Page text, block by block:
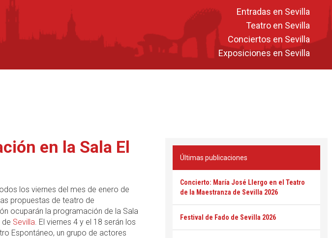
Entradas en Sevilla
Teatro en Sevilla
Conciertos en Sevilla
Exposiciones en Sevilla
en la Sala El
los viernes del mes de enero de
propuestas de teatro de
ocuparán la programación de la Sala
de Sevilla. El viernes 4 y el 18 serán los
Espontáneo, un grupo de actores
Últimas publicaciones
Concierto: María José Llergo en el Teatro
de la Maestranza de Sevilla 2026
Festival de Fado de Sevilla 2026